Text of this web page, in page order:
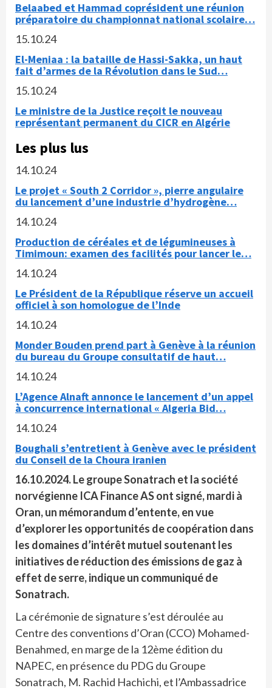
Belaabed et Hammad coprésident une réunion
préparatoire du championnat national scolaire…
15.10.24
El-Meniaa : la bataille de Hassi-Sakka, un haut
fait d’armes de la Révolution dans le Sud…
15.10.24
Le ministre de la Justice reçoit le nouveau
représentant permanent du CICR en Algérie
Les plus lus
14.10.24
Le projet « South 2 Corridor », pierre angulaire
du lancement d’une industrie d’hydrogène…
14.10.24
Production de céréales et de légumineuses à
Timimoun: examen des facilités pour lancer le…
14.10.24
Le Président de la République réserve un accueil
officiel à son homologue de l’Inde
14.10.24
Monder Bouden prend part à Genève à la réunion
du bureau du Groupe consultatif de haut…
14.10.24
L’Agence Alnaft annonce le lancement d’un appel
à concurrence international « Algeria Bid…
14.10.24
Boughali s’entretient à Genève avec le président
du Conseil de la Choura iranien
16.10.2024. Le groupe Sonatrach et la société
norvégienne ICA Finance AS ont signé, mardi à
Oran, un mémorandum d’entente, en vue
d’explorer les opportunités de coopération dans
les domaines d’intérêt mutuel soutenant les
initiatives de réduction des émissions de gaz à
effet de serre, indique un communiqué de
Sonatrach.
La cérémonie de signature s’est déroulée au
Centre des conventions d’Oran (CCO) Mohamed-
Benahmed, en marge de la 12ème édition du
NAPEC, en présence du PDG du Groupe
Sonatrach, M. Rachid Hachichi, et l’Ambassadrice